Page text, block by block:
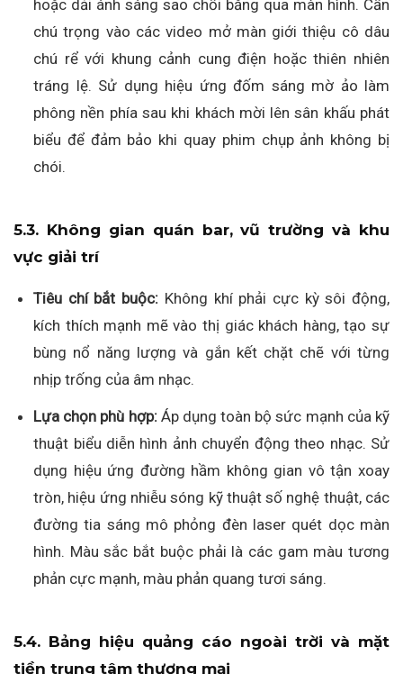
hoặc dải ánh sáng sao chổi băng qua màn hình. Cần
chú trọng vào các video mở màn giới thiệu cô dâu
chú rể với khung cảnh cung điện hoặc thiên nhiên
tráng lệ. Sử dụng hiệu ứng đốm sáng mờ ảo làm
phông nền phía sau khi khách mời lên sân khấu phát
biểu để đảm bảo khi quay phim chụp ảnh không bị
chói.
5.3. Không gian quán bar, vũ trường và khu
vực giải trí
Tiêu chí bắt buộc: Không khí phải cực kỳ sôi động,
kích thích mạnh mẽ vào thị giác khách hàng, tạo sự
bùng nổ năng lượng và gắn kết chặt chẽ với từng
nhịp trống của âm nhạc.
Lựa chọn phù hợp:Áp dụng toàn bộ sức mạnh của kỹ
thuật biểu diễn hình ảnh chuyển động theo nhạc. Sử
dụng hiệu ứng đường hầm không gian vô tận xoay
tròn, hiệu ứng nhiễu sóng kỹ thuật số nghệ thuật, các
đường tia sáng mô phỏng đèn laser quét dọc màn
hình. Màu sắc bắt buộc phải là các gam màu tương
phản cực mạnh, màu phản quang tươi sáng.
5.4. Bảng hiệu quảng cáo ngoài trời và mặt
tiền trung tâm thương mại